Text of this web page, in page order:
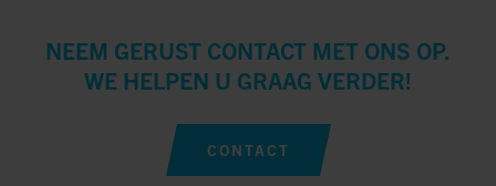
NEEM GERUST CONTACT MET ONS OP.
WE HELPEN U GRAAG VERDER!
CONTACT